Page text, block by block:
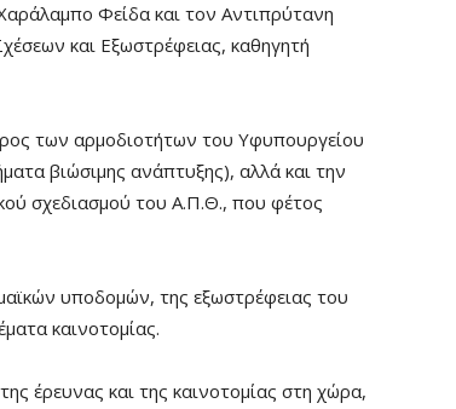
Φείδα και τον Αντιπρύτανη
και Εξωστρέφειας, καθηγητή
των αρμοδιοτήτων του Υφυπουργείου
βιώσιμης ανάπτυξης), αλλά και την
σχεδιασμού του Α.Π.Θ., που φέτος
υποδομών, της εξωστρέφειας του
καινοτομίας.
έρευνας και της καινοτομίας στη χώρα,